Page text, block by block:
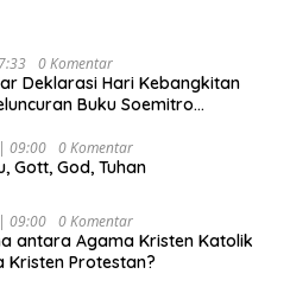
0 Komentar
Deklarasi Hari Kebangkitan
Buku Soemitro
& Simposium Nasional
Perekonomian Nasional dan
09:00 0 Komentar
Gott, God, Tuhan
09:00 0 Komentar
antara Agama Kristen Katolik
Kristen Protestan?